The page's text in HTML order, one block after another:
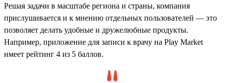
Решая задачи в масштабе региона и страны, компания
прислушивается и к мнению отдельных пользователей — это
позволяет делать удобные и дружелюбные продукты.
Например, приложение для записи к врачу на Play Market
имеет рейтинг 4 из 5 баллов.